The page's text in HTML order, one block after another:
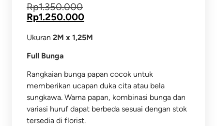
Rp1.350.000
Rp1.250.000
Ukuran 2M x 1,25M
Full Bunga
Rangkaian bunga papan cocok untuk
memberikan ucapan duka cita atau bela
sungkawa. Warna papan, kombinasi bunga dan
variasi huruf dapat berbeda sesuai dengan stok
tersedia di florist.